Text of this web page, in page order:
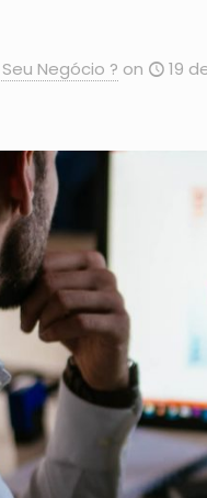
Negócio ? on 19